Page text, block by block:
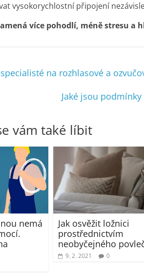
vysokorychlostní připojení
více pohodlí, méně stresu a
specialisté na rozhlasové a
Jaké jsou
vám také líbit
nemá
Jak osvěžit ložnici
prostřednictvím
neobyčejného
9. 2. 2021 0